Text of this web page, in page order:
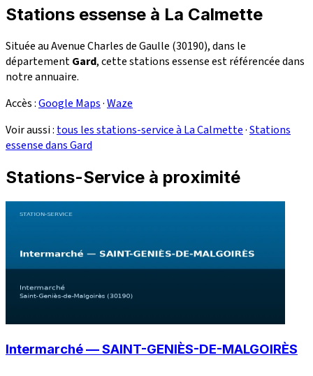
Stations essense à La Calmette
Située au Avenue Charles de Gaulle (30190), dans le
départementGard, cette stations essense est référencée dans
notre annuaire.
Accès :Google Maps·Waze
Voir aussi : tous les stations-service à La Calmette·Stations
essense dans Gard
Stations-Service à proximité
Intermarché — SAINT-GENIÈS-DE-MALGOIRÈS